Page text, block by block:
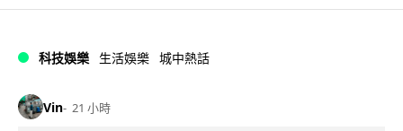
科技娛樂 生活娛樂 城中熱話
Vin 21 小時